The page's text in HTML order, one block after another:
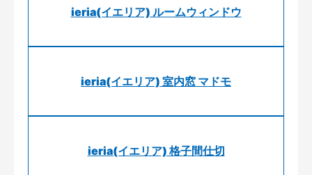
ieria(イエリア) ルームウィンドウ
ieria(イエリア) 室内窓 マドモ
ieria(イエリア) 格子間仕切